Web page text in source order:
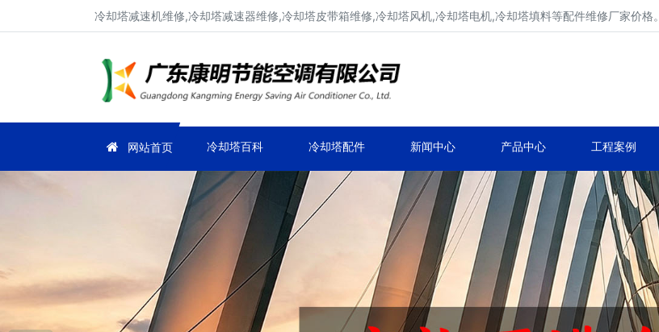
冷却塔减速机维修,冷却塔减速器维修,冷却塔皮带箱维修,冷却塔风机,冷却塔电机,冷却塔填料等配件维修厂家价格。
网站首页 冷却塔百科 冷却塔配件 新闻中心 产品中心 工程案例